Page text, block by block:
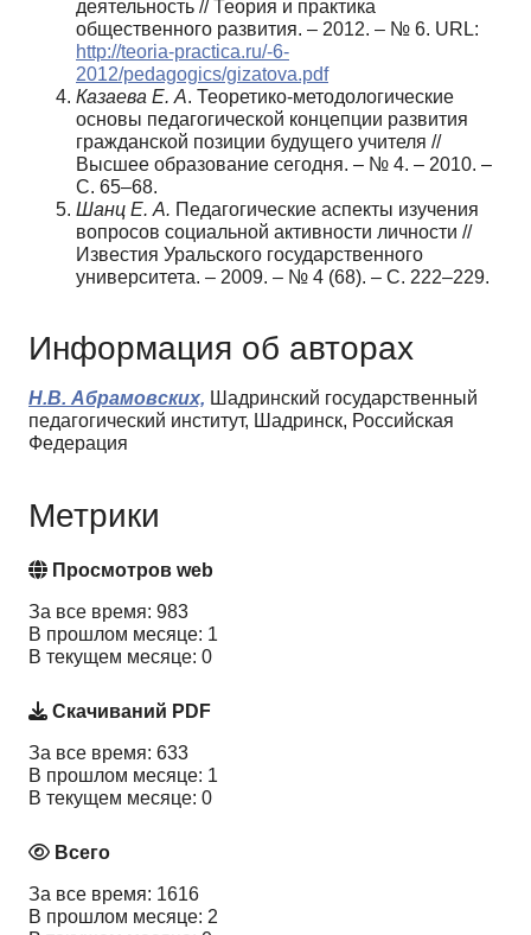
деятельность // Теория и практика
общественного развития. – 2012. – № 6. URL:
http://teoria-practica.ru/-6-
2012/pedagogics/gizatova.pdf
Казаева Е. А. Теоретико-методологические
основы педагогической концепции развития
гражданской позиции будущего учителя //
Высшее образование сегодня. – № 4. – 2010. –
С. 65–68.
Шанц Е. А. Педагогические аспекты изучения
вопросов социальной активности личности //
Известия Уральского государственного
университета. – 2009. – № 4 (68). – С. 222–229.
Информация об авторах
Н.В. Абрамовских, Шадринский государственный
педагогический институт, Шадринск, Российская
Федерация
Метрики
Просмотров web
За все время: 983
В прошлом месяце: 1
В текущем месяце: 0
Скачиваний PDF
За все время: 633
В прошлом месяце: 1
В текущем месяце: 0
Всего
За все время: 1616
В прошлом месяце: 2